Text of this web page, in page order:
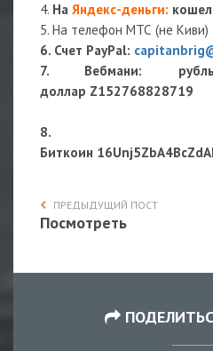
4. На Яндекс-деньги:
5. На телефон МТС (не Киви)
6. Счет PayPal:
7. Вебмани: рубль
доллар Z152768828719
8.
Биткоин
ПРЕДЫДУЩИЙ ПОСТ
Посмотреть